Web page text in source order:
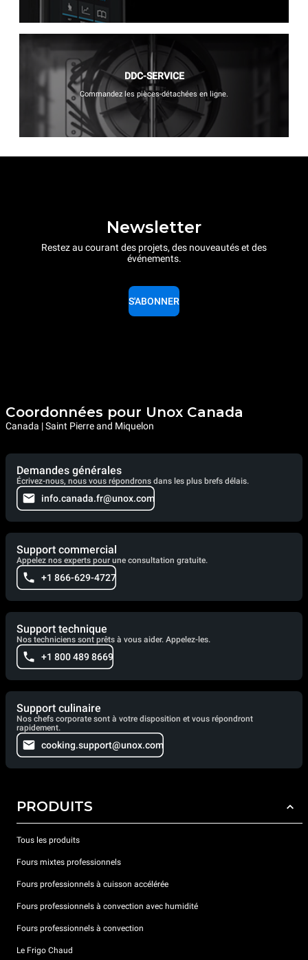
DDC-SERVICE
Commandez les pièces-détachées en ligne.
Newsletter
Restez au courant des projets, des nouveautés et des
événements.
S'ABONNER
Coordonnées pour Unox Canada
Canada | Saint Pierre and Miquelon
Demandes générales
Écrivez-nous, nous vous répondrons dans les plus brefs délais.
info.canada.fr@unox.com
Support commercial
Appelez nos experts pour une consultation gratuite.
+1 866-629-4727
Support technique
Nos techniciens sont prêts à vous aider. Appelez-les.
+1 800 489 8669
Support culinaire
Nos chefs corporate sont à votre disposition et vous répondront
rapidement.
cooking.support@unox.com
PRODUITS
Tous les produits
Fours mixtes professionnels
Fours professionnels à cuisson accélérée
Fours professionnels à convection avec humidité
Fours professionnels à convection
Le Frigo Chaud